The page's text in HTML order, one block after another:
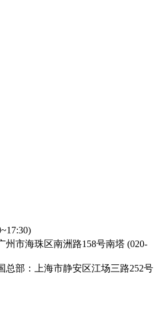
州市海珠区南洲路158号南塔 (020-
总部：上海市静安区江场三路252号